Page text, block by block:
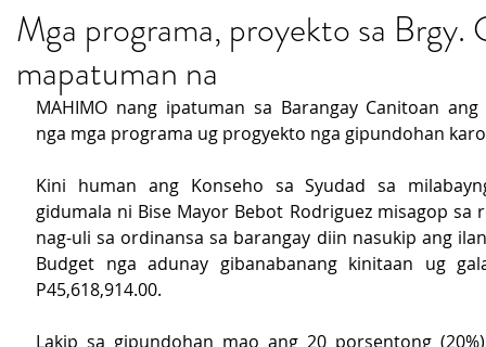
Mga programa, proyekto sa Brgy.
mapatuman na
MAHIMO nang ipatuman sa Barangay Canitoan
nga mga programa ug progyekto nga gipundohan
Kini human ang Konseho sa Syudad sa
gidumala ni Bise Mayor Bebot Rodriguez misagop sa
nag-uli sa ordinansa sa barangay diin nasukip ang
Budget nga adunay gibanabanang kinitaan ug
P45,618,914.00.
Lakip sa gipundohan mao ang 20 porsentong